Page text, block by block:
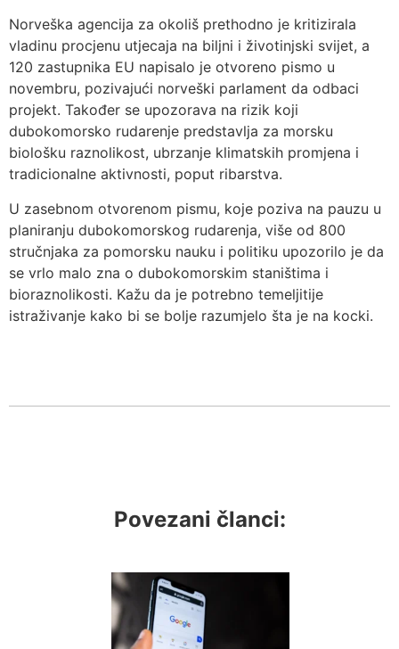
Norveška agencija za okoliš prethodno je kritizirala
vladinu procjenu utjecaja na biljni i životinjski svijet, a
120 zastupnika EU napisalo je otvoreno pismo u
novembru, pozivajući norveški parlament da odbaci
projekt. Također se upozorava na rizik koji
dubokomorsko rudarenje predstavlja za morsku
biološku raznolikost, ubrzanje klimatskih promjena i
tradicionalne aktivnosti, poput ribarstva.
U zasebnom otvorenom pismu, koje poziva na pauzu u
planiranju dubokomorskog rudarenja, više od 800
stručnjaka za pomorsku nauku i politiku upozorilo je da
se vrlo malo zna o dubokomorskim staništima i
bioraznolikosti. Kažu da je potrebno temeljitije
istraživanje kako bi se bolje razumjelo šta je na kocki.
Povezani članci: